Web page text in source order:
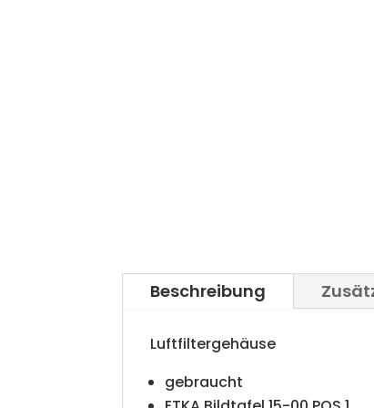
Beschreibung
Luftfiltergehäuse
gebraucht